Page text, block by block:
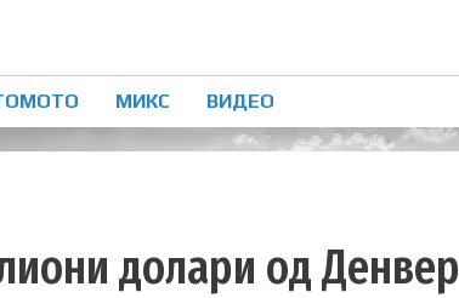
МИКС ВИДЕО
долари од Денвер